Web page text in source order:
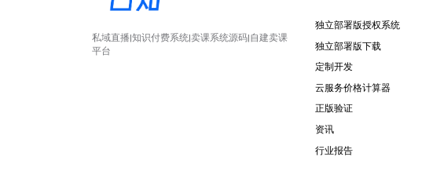
私域直播|知识付费系统|卖课系统源码|自建卖课
平台
独立部署版授权系统
独立部署版下载
定制开发
云服务价格计算器
正版验证
资讯
行业报告